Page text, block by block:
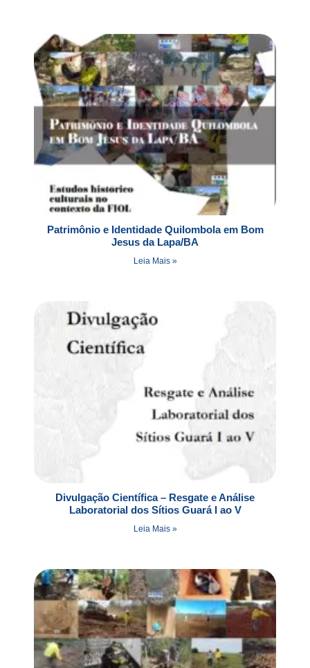
Patrimônio e Identidade Quilombola em Bom
Jesus da Lapa/BA
Leia Mais »
Divulgação Científica – Resgate e Análise
Laboratorial dos Sítios Guará I ao V
Leia Mais »